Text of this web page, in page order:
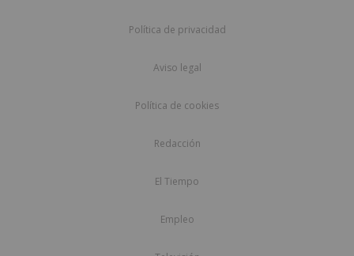
Política de privacidad
Aviso legal
Política de cookies
Redacción
El Tiempo
Empleo